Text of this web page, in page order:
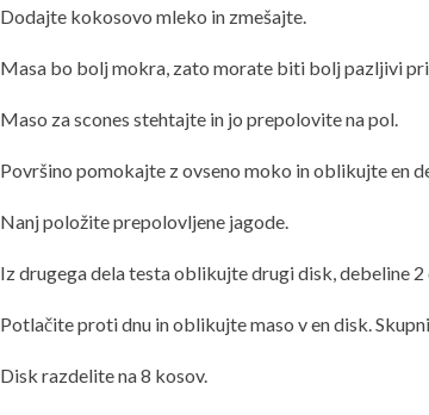
Dodajte kokosovo mleko in zmešajte.
Masa bo bolj mokra, zato morate biti bolj pazljivi pri
Maso za scones stehtajte in jo prepolovite na pol.
Površino pomokajte z ovseno moko in oblikujte en
Nanj položite prepolovljene jagode.
Iz drugega dela testa oblikujte drugi disk, debeline 2
Potlačite proti dnu in oblikujte maso v en disk.
Disk razdelite na 8 kosov.